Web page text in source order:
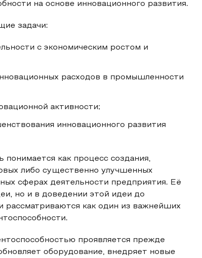
на основе инновационного развития.
задачи:
с экономическим ростом и
расходов в промышленности
активности;
инновационного развития
как процесс создания,
либо существенно улучшенных
сферах деятельности предприятия. Её
но и в доведении этой идеи до
рассматриваются как один из важнейших
проявляется прежде
оборудование, внедряет новые